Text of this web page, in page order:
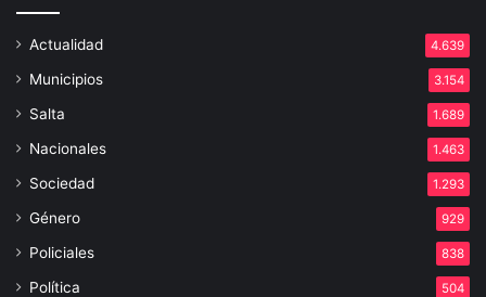
Actualidad 4.639
Municipios 3.154
Salta 1.689
Nacionales 1.463
Sociedad 1.293
Género 929
Policiales 838
Política 504